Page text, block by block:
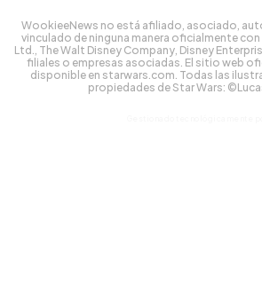
WookieeNews no está afiliado, asociado,
vinculado de ninguna manera oficialmente con
Ltd., The Walt Disney Company, Disney
filiales o empresas asociadas. El sitio web
disponible en starwars.com. Todas las
propiedades de Star Wars: